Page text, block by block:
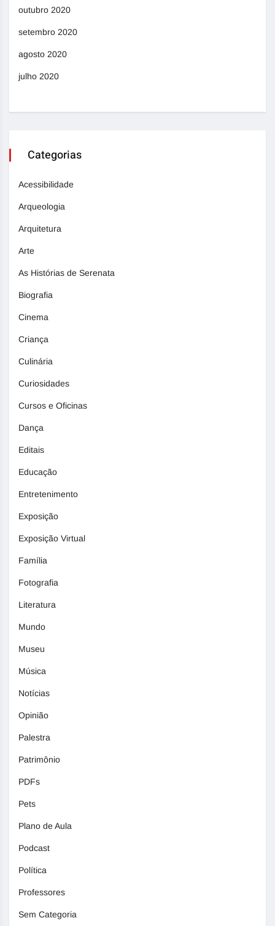
outubro 2020
setembro 2020
agosto 2020
julho 2020
Categorias
Acessibilidade
Arqueologia
Arquitetura
Arte
As Histórias de Serenata
Biografia
Cinema
Criança
Culinária
Curiosidades
Cursos e Oficinas
Dança
Editais
Educação
Entretenimento
Exposição
Exposição Virtual
Família
Fotografia
Literatura
Mundo
Museu
Música
Notícias
Opinião
Palestra
Patrimônio
PDFs
Pets
Plano de Aula
Podcast
Política
Professores
Sem Categoria